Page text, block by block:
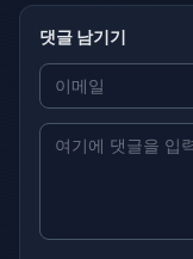
댓글 남기기